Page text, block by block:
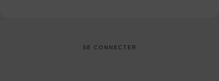
SE CONNECTER